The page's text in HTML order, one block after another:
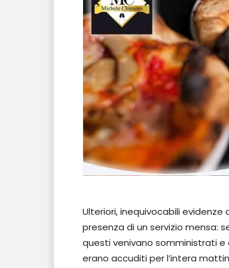
Ulteriori, inequivocabili
presenza di un servizio mensa:
questi venivano somministrati e
erano accuditi per l’intera